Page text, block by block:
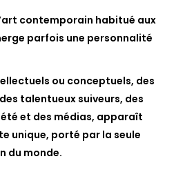
contemporain habitué aux
parfois une personnalité
ou conceptuels, des
talentueux suiveurs, des
et des médias, apparaît
unique, porté par la seule
du monde.